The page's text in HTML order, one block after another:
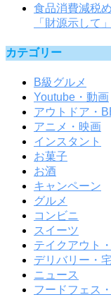
食品消費減税
「財源示して
カテゴリー
B級グルメ
Youtube・動画
アウトドア・
アニメ・映画
インスタント
お菓子
お酒
キャンペーン
グルメ
コンビニ
スイーツ
テイクアウト
デリバリー・
ニュース
フードフェス